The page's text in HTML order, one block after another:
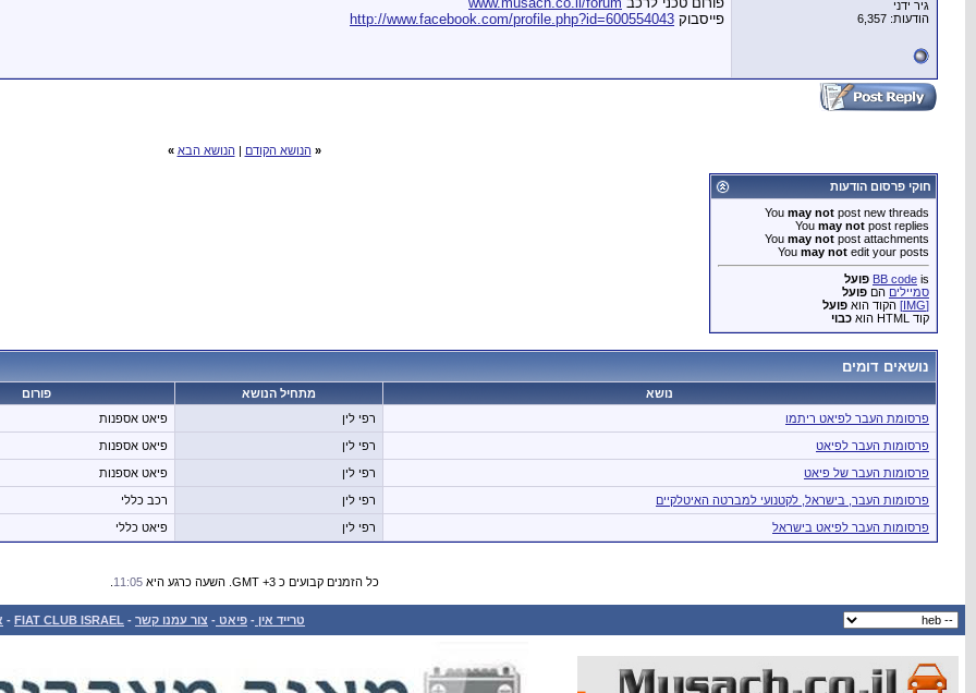
גיר ידני
הודעות: 6,357
פייסבוק http://www.facebook.com/profile.php?id=600554043
« הנושא הקודם | הנושא הבא »
חוקי פרסום הודעות
You may not post new threads
You may not post replies
You may not post attachments
You may not edit your posts
BB code is
פועל
סמיילים הם פועל
[IMG]
הקוד הוא פועל
קוד HTML הוא
כבוי
נושאים דומים
נושא מתחיל הנושא
פורום
פרסומת העבר לפיאט ריתמו
רפי לין פיאט אספנות
פרסומות העבר לפיאט רפי לין פיאט אספנות
פרסומות העבר של פיאט רפי לין פיאט אספנות
פרסומות העבר, בישראל, לקטנועי למברטה האיטלקיים רפי לין רכב כללי
פרסומות העבר לפיאט בישראל רפי לין פיאט כללי
כל הזמנים קבועים כ GMT +3. השעה כרגע היא 11:05
טרייד אין - פיאט - צור עמנו קשר -
FIAT CLUB ISRAEL
-